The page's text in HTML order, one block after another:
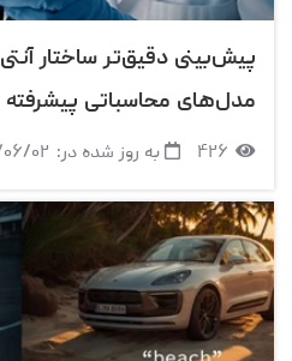
پیش‌بینی دقیق‌تر ساختار
مدل‌های محاسباتی پیشرفته
۴۲۶ به روز شده در: ۱۴۰۴/